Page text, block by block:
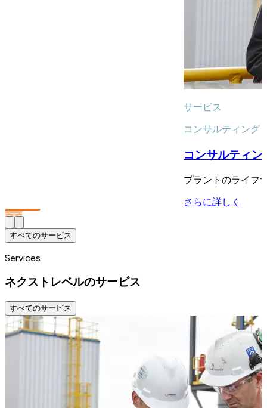
サービス
コンサルティング
コンサルティン
プラントのライフ
さらに詳しく
すべてのサービス
Services
ネクストレベルのサービス
すべてのサービス